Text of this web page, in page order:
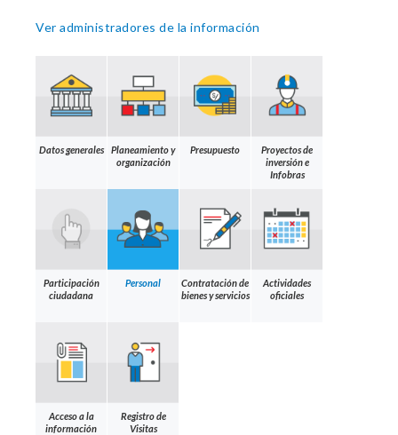
Ver administradores de la información
Datos generales
Planeamiento y
organización
Presupuesto
Proyectos de
inversión e
Infobras
Participación
ciudadana
Personal
Contratación de
bienes y servicios
Actividades
oficiales
Acceso a la
información
Registro de
Visitas